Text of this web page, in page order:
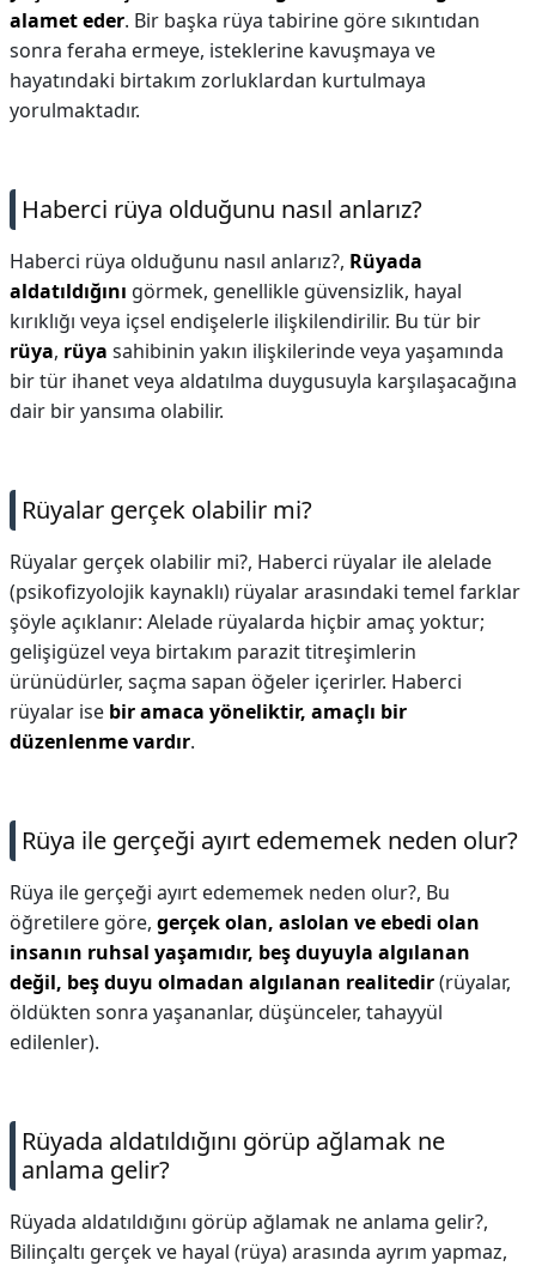
alamet eder. Bir başka rüya tabirine göre sıkıntıdan
sonra feraha ermeye, isteklerine kavuşmaya ve
hayatındaki birtakım zorluklardan kurtulmaya
yorulmaktadır.
Haberci rüya olduğunu nasıl anlarız?
Haberci rüya olduğunu nasıl anlarız?, Rüyada
aldatıldığını görmek, genellikle güvensizlik, hayal
kırıklığı veya içsel endişelerle ilişkilendirilir. Bu tür bir
rüya, rüya sahibinin yakın ilişkilerinde veya yaşamında
bir tür ihanet veya aldatılma duygusuyla karşılaşacağına
dair bir yansıma olabilir.
Rüyalar gerçek olabilir mi?
Rüyalar gerçek olabilir mi?, Haberci rüyalar ile alelade
(psikofizyolojik kaynaklı) rüyalar arasındaki temel farklar
şöyle açıklanır: Alelade rüyalarda hiçbir amaç yoktur;
gelişigüzel veya birtakım parazit titreşimlerin
ürünüdürler, saçma sapan öğeler içerirler. Haberci
rüyalar ise bir amaca yöneliktir, amaçlı bir
düzenlenme vardır.
Rüya ile gerçeği ayırt edememek neden olur?
Rüya ile gerçeği ayırt edememek neden olur?, Bu
öğretilere göre, gerçek olan, aslolan ve ebedi olan
insanın ruhsal yaşamıdır, beş duyuyla algılanan
değil, beş duyu olmadan algılanan realitedir(rüyalar,
öldükten sonra yaşananlar, düşünceler, tahayyül
edilenler).
Rüyada aldatıldığını görüp ağlamak ne
anlama gelir?
Rüyada aldatıldığını görüp ağlamak ne anlama gelir?,
Bilinçaltı gerçek ve hayal (rüya) arasında ayrım yapmaz,